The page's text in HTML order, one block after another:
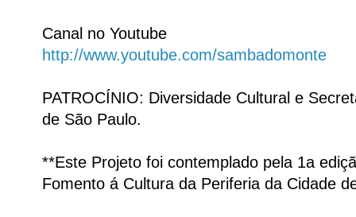
Canal no Youtube
http://www.youtube.com/sambadomonte
PATROCÍNIO: Diversidade Cultural e
de São Paulo.
**Este Projeto foi contemplado pela 1a
Fomento á Cultura da Periferia da Cidade